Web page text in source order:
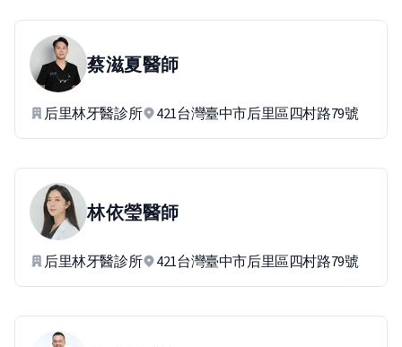
蔡滋夏醫師
后里林牙醫診所 421台灣臺中市后里區四村路79號
林依瑩醫師
后里林牙醫診所 421台灣臺中市后里區四村路79號